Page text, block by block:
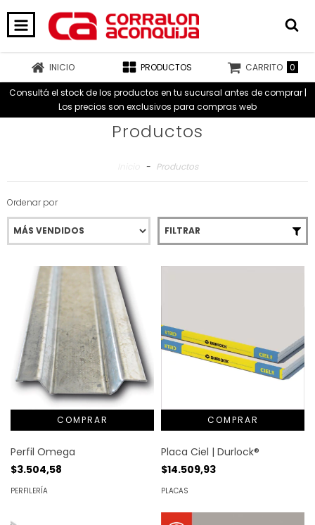
INICIO PRODUCTOS CARRITO 0
Consultá el stock de los productos en tu sucursal antes de comprar |
Los precios son exclusivos para compras web
Productos
- Productos
Ordenar por
FILTRAR
Perfil Omega
$3.504,58
PERFILERÍA
Placa Ciel | Durlock®
$14.509,93
PLACAS